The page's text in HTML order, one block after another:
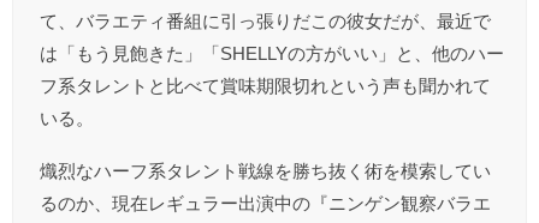
て、バラエティ番組に引っ張りだこの彼女だが、最近で
は「もう見飽きた」「SHELLYの方がいい」と、他のハー
フ系タレントと比べて賞味期限切れという声も聞かれて
いる。
熾烈なハーフ系タレント戦線を勝ち抜く術を模索してい
るのか、現在レギュラー出演中の『ニンゲン観察バラエ